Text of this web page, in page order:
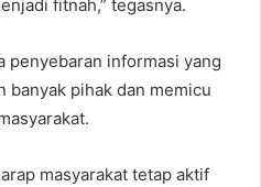
fitnah,” tegasnya.
penyebaran informasi yang
banyak pihak dan memicu
masyarakat tetap aktif